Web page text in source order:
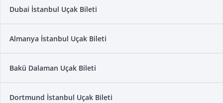
Dubai İstanbul Uçak Bileti
Almanya İstanbul Uçak Bileti
Bakü Dalaman Uçak Bileti
Dortmund İstanbul Uçak Bileti